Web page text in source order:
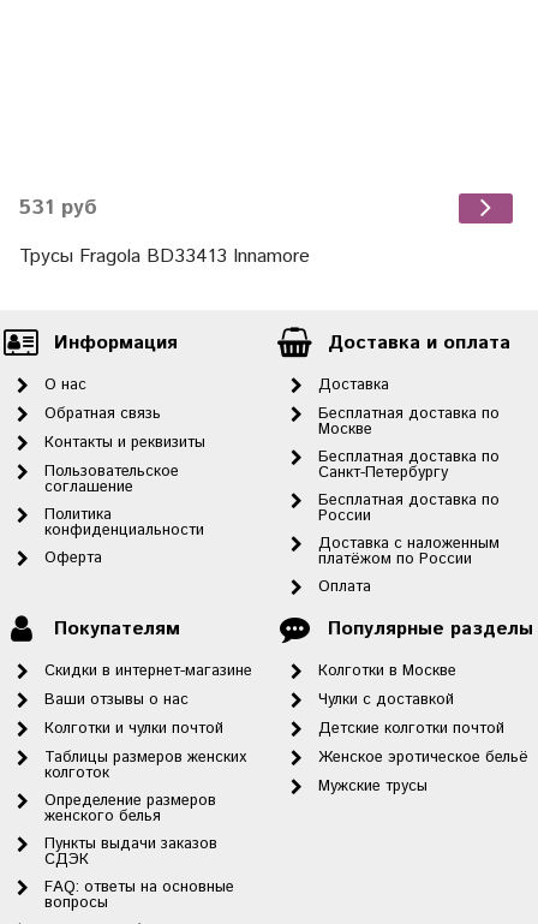
531 руб
Трусы Fragola BD33413 Innamore
Информация
О нас
Обратная связь
Контакты и реквизиты
Пользовательское
соглашение
Политика
конфиденциальности
Оферта
Доставка и оплата
Доставка
Бесплатная доставка по
Москве
Бесплатная доставка по
Санкт-Петербургу
Бесплатная доставка по
России
Доставка с наложенным
платёжом по России
Оплата
Покупателям
Скидки в интернет-магазине
Ваши отзывы о нас
Колготки и чулки почтой
Таблицы размеров женских
колготок
Определение размеров
женского белья
Пункты выдачи заказов
СДЭК
FAQ: ответы на основные
вопросы
Популярные разделы
Колготки в Москве
Чулки с доставкой
Детские колготки почтой
Женское эротическое бельё
Мужские трусы